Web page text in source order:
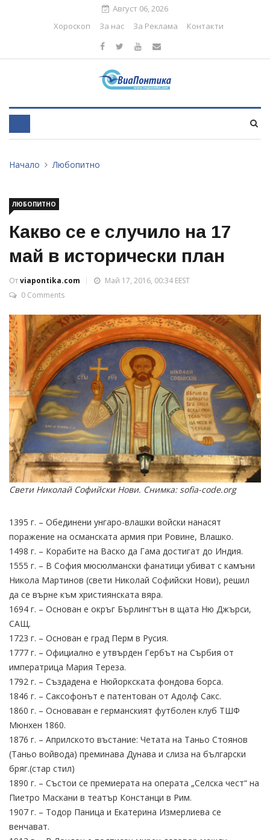
Август 06, 2026
Хороскоп
За нас За Реклама Контакти
Начало Любопитно
ЛЮБОПИТНО
Какво се е случило на 17
май в исторически план
Отviapontika.com
Май 17, 2016, 00:34 EEST
0 Comments
Свети Николай Софийски Нови. Снимка: sofia-code.org
1395 г. – Обединени унгаро-влашки войски нанасят
поражение на османската армия при Ровине, Влашко.
1498 г. – Корабите на Васко да Гама достигат до Индия.
1555 г. – В София мюсюлмански фанатици убиват с камъни
Никола Мартинов (свети Николай Софийски Нови), решил
да се върне към християнската вяра.
1694 г. – Основан е окръг Бърлингтън в щата Ню Джърси,
САЩ.
1723 г. – Основан е град Перм в Русия.
1777 г. – Официално е утвърден Гербът на Сърбия от
императрица Мария Тереза.
1792 г. – Създадена е Нюйоркската фондова борса.
1846 г. – Саксофонът е патентован от Адолф Сакс.
1860 г. – Основаван е германският футболен клуб ТШФ
Мюнхен 1860.
1876 г. – Априлското въстание: Четата на Таньо Стоянов
(Таньо войвода) преминава Дунава и слиза на български
бряг.(стар стил)
1890 г. – Състои се премиерата на операта „Селска чест“ на
Пиетро Маскани в театър Констанци в Рим.
1907 г. – Тодор Паница и Екатерина Измерлиева се
венчават.